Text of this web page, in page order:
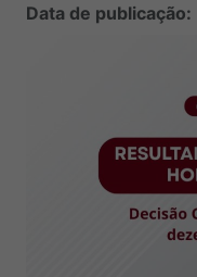
Data de publicação: